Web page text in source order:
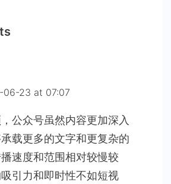
06-23 at 07:07
公众号虽然内容更加深入
载更多的文字和更复杂的
速度和范围相对较慢较
引力和即时性不如短视